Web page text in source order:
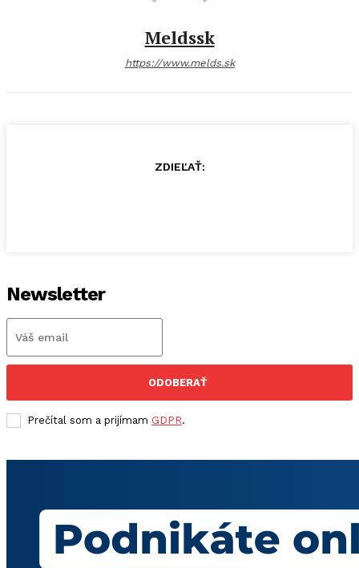
Meldssk
https://www.melds.sk
ZDIEĽAŤ:
Newsletter
ODOBERAŤ
Prečítal som a prijímam GDPR.